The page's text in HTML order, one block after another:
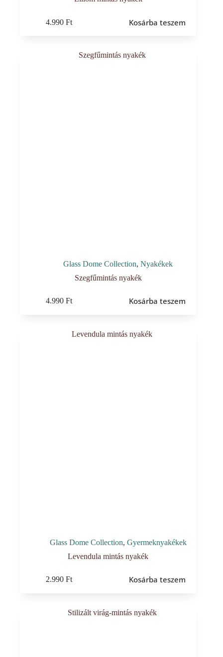
4.990Ft Kosárba teszem
Glass Dome Collection,Nyakékek
Szegfűmintás nyakék
4.990Ft Kosárba teszem
Glass Dome Collection, Gyermeknyakékek
Levendula mintás nyakék
2.990Ft Kosárba teszem